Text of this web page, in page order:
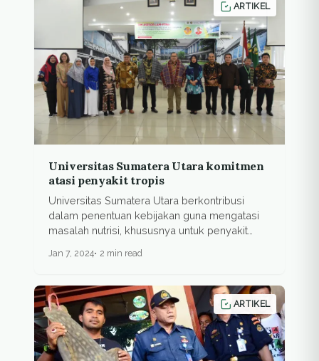
ARTIKEL
Universitas Sumatera Utara komitmen
atasi penyakit tropis
Universitas Sumatera Utara berkontribusi
dalam penentuan kebijakan guna mengatasi
masalah nutrisi, khususnya untuk penyakit
Jan 7, 2024 2 min read
ARTIKEL